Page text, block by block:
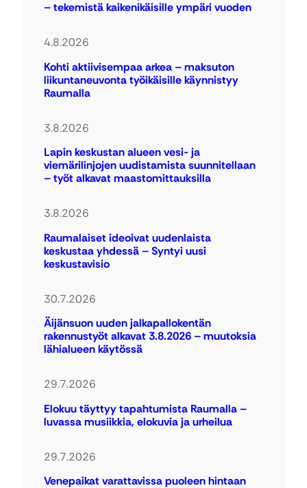
– tekemistä kaikenikäisille ympäri vuoden
4.8.2026
Kohti aktiivisempaa arkea – maksuton
liikuntaneuvonta työikäisille käynnistyy
Raumalla
3.8.2026
Lapin keskustan alueen vesi- ja
viemärilinjojen uudistamista suunnitellaan
– työt alkavat maastomittauksilla
3.8.2026
Raumalaiset ideoivat uudenlaista
keskustaa yhdessä – Syntyi uusi
keskustavisio
30.7.2026
Äijänsuon uuden jalkapallokentän
rakennustyöt alkavat 3.8.2026 – muutoksia
lähialueen käytössä
29.7.2026
Elokuu täyttyy tapahtumista Raumalla –
luvassa musiikkia, elokuvia ja urheilua
29.7.2026
Venepaikat varattavissa puoleen hintaan